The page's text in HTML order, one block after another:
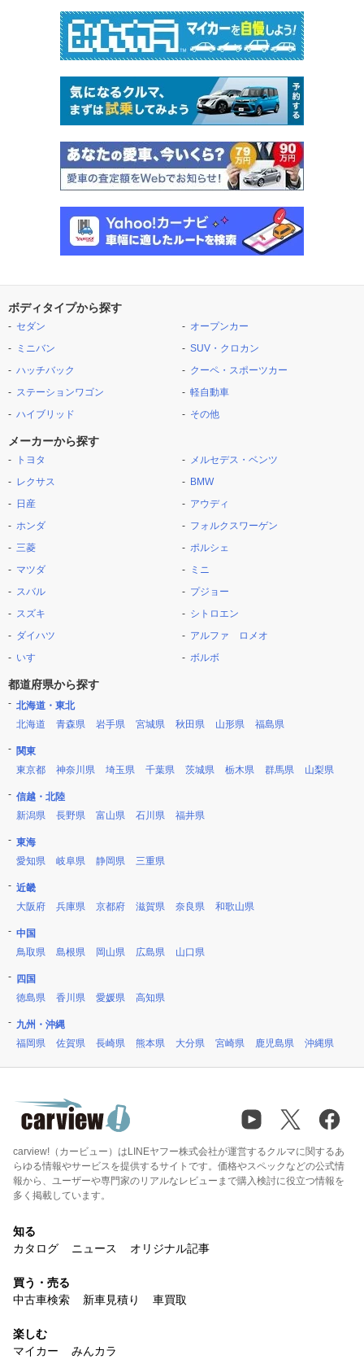
ボディタイプから探す
セダン
ミニバン
ハッチバック
ステーションワゴン
ハイブリッド
オープンカー
SUV・クロカン
クーペ・スポーツカー
軽自動車
その他
メーカーから探す
トヨタ
レクサス
日産
ホンダ
三菱
マツダ
スバル
スズキ
ダイハツ
いすゞ
メルセデス・ベンツ
BMW
アウディ
フォルクスワーゲン
ポルシェ
ミニ
プジョー
シトロエン
アルファ ロメオ
ボルボ
都道府県から探す
北海道・東北
北海道
青森県 岩手県 宮城県 秋田県 山形県 福島県
関東
東京都
神奈川県 埼玉県 千葉県 茨城県 栃木県 群馬県 山梨県
信越・北陸
新潟県
長野県 富山県 石川県 福井県
東海
愛知県
岐阜県 静岡県 三重県
近畿
大阪府
兵庫県 京都府 滋賀県 奈良県 和歌山県
中国
鳥取県
島根県 岡山県 広島県 山口県
四国
徳島県
香川県 愛媛県 高知県
九州・沖縄
福岡県
佐賀県 長崎県 熊本県 大分県 宮崎県 鹿児島県 沖縄県
carview!（カービュー）はLINEヤフー株式会社が運営するクルマに関するあ
らゆる情報やサービスを提供するサイトです。価格やスペックなどの公式情
報から、ユーザーや専門家のリアルなレビューまで購入検討に役立つ情報を
多く掲載しています。
知る
カタログ
ニュース オリジナル記事
買う・売る
中古車検索
新車見積り 車買取
楽しむ
マイカー
みんカラ